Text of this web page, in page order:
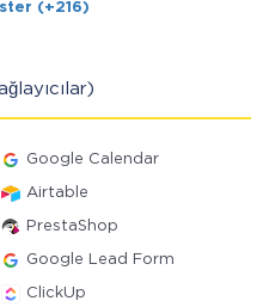
(+216)
Google Calendar
Airtable
PrestaShop
Google Lead Form
ClickUp